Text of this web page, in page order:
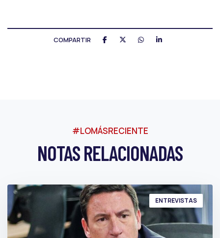
COMPARTIR
#LOMÁSRECIENTE
NOTAS RELACIONADAS
ENTREVISTAS